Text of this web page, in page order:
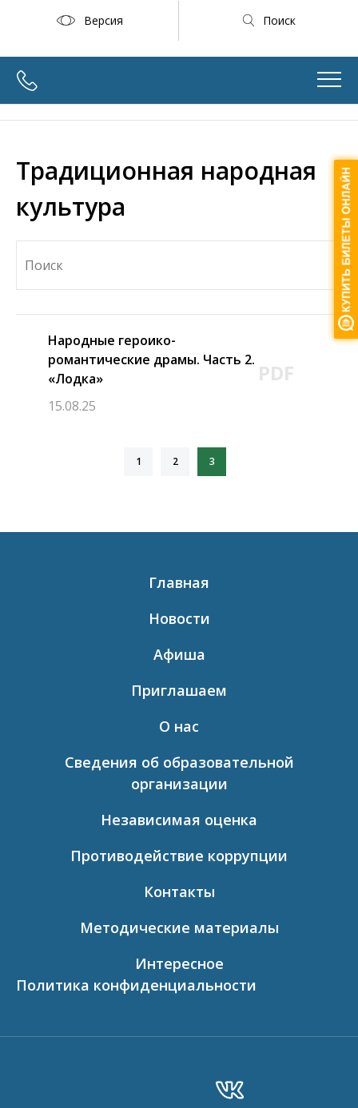
Версия Поиск
Традиционная народная
культура
Народные героико-
романтические драмы. Часть 2.
«Лодка»
15.08.25
PDF
1 2 3
Главная
Новости
Афиша
Приглашаем
О нас
Сведения об образовательной
организации
Независимая оценка
Противодействие коррупции
Контакты
Методические материалы
Интересное
Политика конфиденциальности